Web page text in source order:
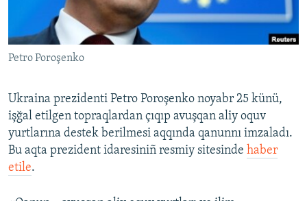
Русский
Українською
RFE/RS bütün saytları
Petro Poroşenko
Ukraina prezidenti Petro Poroşenko noyabr 25 künü,
işğal etilgen topraqlardan çıqıp avuşqan aliy oquv
yurtlarına destek berilmesi aqqında qanunnı imzaladı.
Bu aqta prezident idaresiniñ resmiy sitesinde haber
etile.